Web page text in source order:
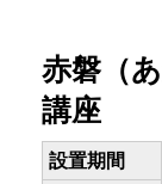
赤磐（
講座
設置期間